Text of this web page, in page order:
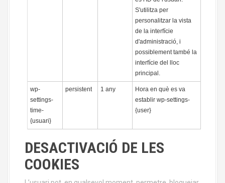
S'utilitza per
personalitzar la vista
de la interfície
d'administració, i
possiblement també la
interfície del lloc
principal.
wp-
settings-
time-
{usuari}
persistent 1 any
Hora en què es va
establir wp-settings-
{user}
DESACTIVACIÓ DE LES
COOKIES